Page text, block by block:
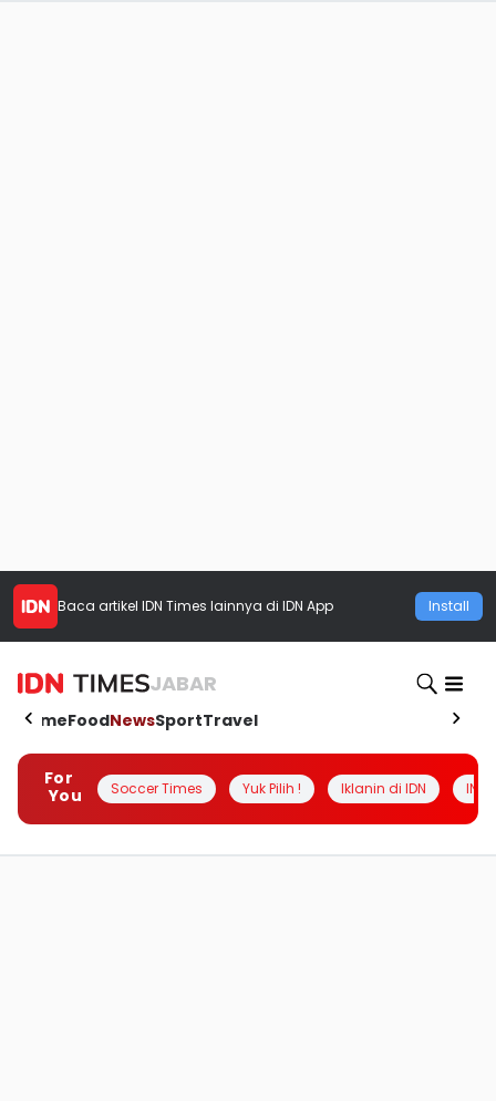
Baca artikel IDN Times lainnya di IDN App Install
JABAR
HomeFoodNewsSportTravel
For
You
Soccer Times Yuk Pilih ! Iklanin di IDN